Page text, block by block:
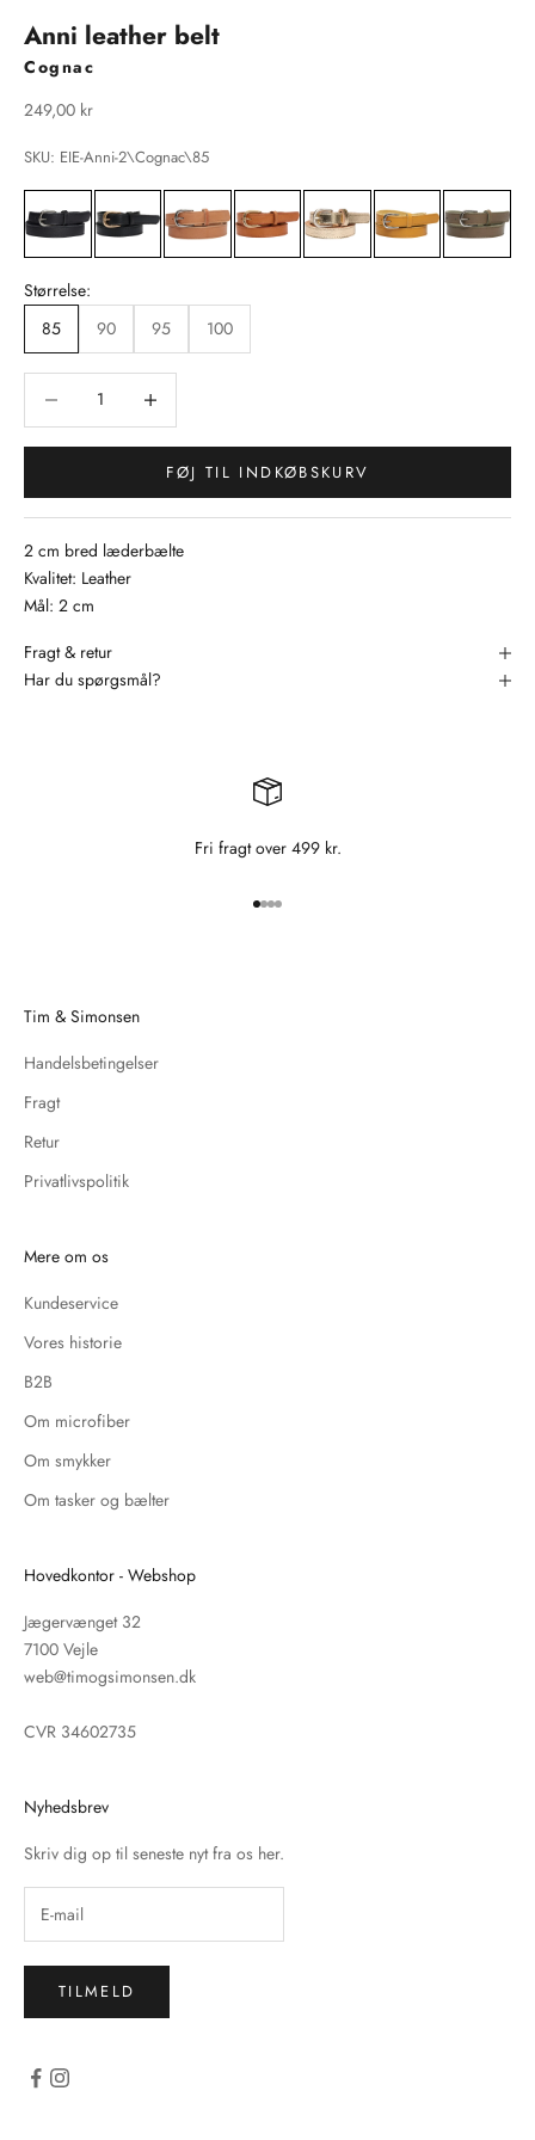
Anni leather belt
Cognac
Salgspris
249,00 kr
SKU: EIE-Anni-2\Cognac\85
Størrelse:
85
90 95 100
FØJ TIL INDKØBSKURV
2 cm bred læderbælte
Kvalitet: Leather
Mål: 2 cm
Fragt & retur
Har du spørgsmål?
Fri fragt over 499 kr.
Gå til element 1
Gå til element 2
Gå til element 3
Gå til element 4
Tim & Simonsen
Handelsbetingelser
Fragt
Retur
Privatlivspolitik
Mere om os
Kundeservice
Vores historie
B2B
Om microfiber
Om smykker
Om tasker og bælter
Hovedkontor - Webshop
Jægervænget 32
7100 Vejle
web@timogsimonsen.dk
CVR 34602735
Nyhedsbrev
Skriv dig op til seneste nyt fra os her.
TILMELD